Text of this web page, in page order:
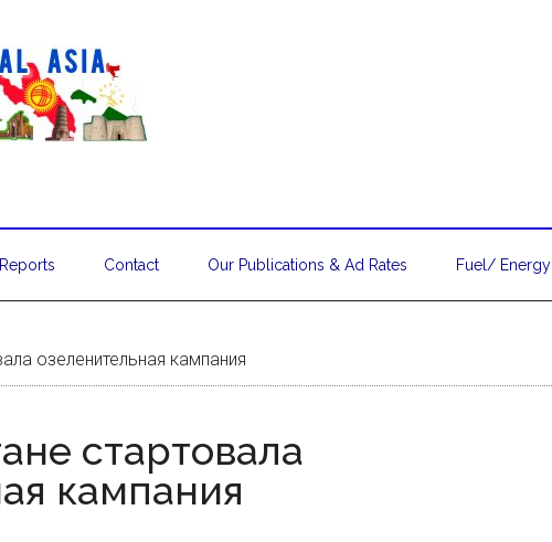
Contact Our Publications & Ad Rates Fuel/ Energy
озеленительная кампания
стартовала
кампания